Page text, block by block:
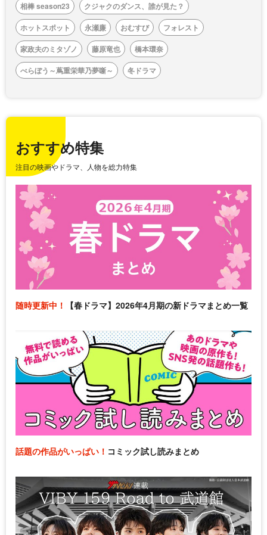
相棒 season23
クジャクのダンス、誰が見た？
ホットスポット
永瀬廉 おむすび
フォレスト
家政夫のミタゾノ
藤原竜也
橋本環奈
べらぼう～蔦重栄華乃夢噺～
冬ドラマ
おすすめ特集
注目の映画やドラマ、人物を総力特集
随時更新中！ 【春ドラマ】2026年4月期の新ドラマまとめ一覧
話題の作品がいっぱい！ コミック試し読みまとめ